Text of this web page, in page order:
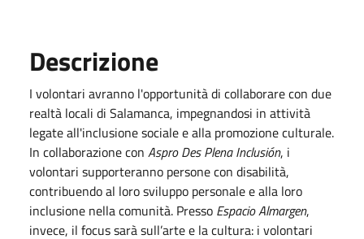
Descrizione
I volontari avranno l'opportunità di collaborare con due
realtà locali di Salamanca, impegnandosi in attività
legate all'inclusione sociale e alla promozione culturale.
In collaborazione con Aspro Des Plena Inclusión, i
volontari supporteranno persone con disabilità,
contribuendo al loro sviluppo personale e alla loro
inclusione nella comunità. Presso Espacio Almargen,
invece, il focus sarà sull’arte e la cultura: i volontari